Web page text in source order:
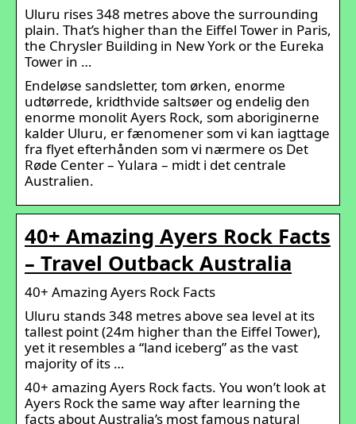
Uluru rises 348 metres above the surrounding
plain. That’s higher than the Eiffel Tower in Paris,
the Chrysler Building in New York or the Eureka
Tower in …
Endeløse sandsletter, tom ørken, enorme
udtørrede, kridthvide saltsøer og endelig den
enorme monolit Ayers Rock, som aboriginerne
kalder Uluru, er fænomener som vi kan iagttage
fra flyet efterhånden som vi nærmere os Det
Røde Center – Yulara – midt i det centrale
Australien.
40+ Amazing Ayers Rock Facts
– Travel Outback Australia
40+ Amazing Ayers Rock Facts
Uluru stands 348 metres above sea level at its
tallest point (24m higher than the Eiffel Tower),
yet it resembles a “land iceberg” as the vast
majority of its …
40+ amazing Ayers Rock facts. You won’t look at
Ayers Rock the same way after learning the
facts about Australia’s most famous natural